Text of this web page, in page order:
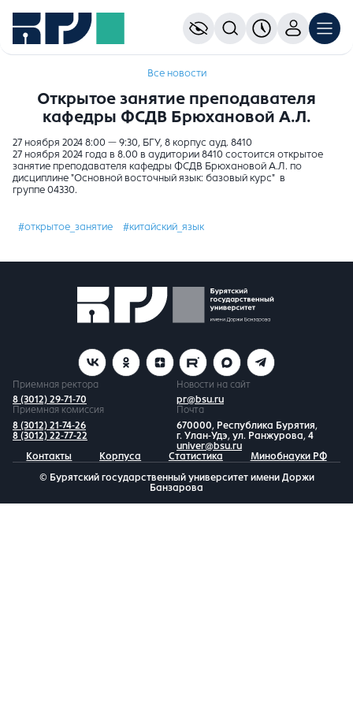
Все новости
Открытое занятие преподавателя
кафедры ФСДВ Брюхановой А.Л.
27 ноября 2024 8:00 — 9:30, БГУ, 8 корпус ауд. 8410
27 ноября 2024 года в 8.00 в аудитории 8410 состоится открытое
занятие преподавателя кафедры ФСДВ Брюхановой А.Л. по
дисциплине "Основной восточный язык: базовый курс" в
группе 04330.
#открытое_занятие #китайский_язык
Приемная ректора
8 (3012) 29-71-70
Новости на сайт
pr@bsu.ru
Приемная комиссия
8 (3012) 21-74-26
8 (3012) 22-77-22
Почта
670000, Республика Бурятия,
г. Улан-Удэ, ул. Ранжурова, 4
univer@bsu.ru
Контакты
Корпуса Статистика Минобнауки РФ
© Бурятский государственный университет имени Доржи
Банзарова